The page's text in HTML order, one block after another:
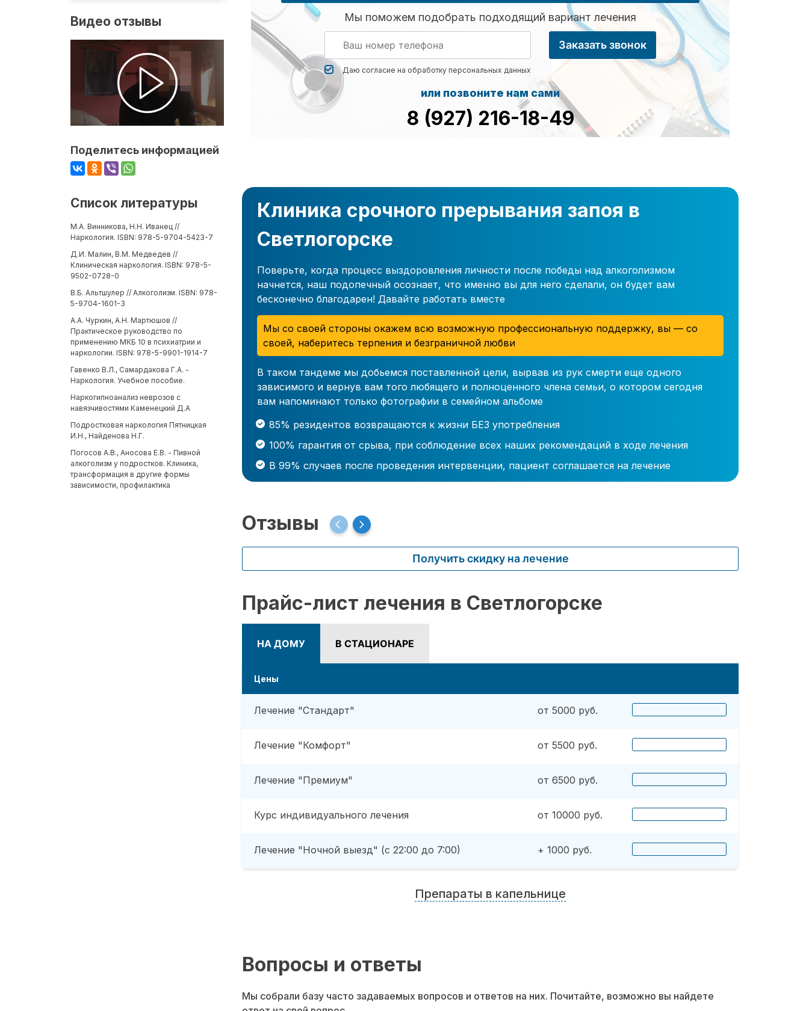
Видео отзывы
Поделитесь информацией
Список литературы
М.А. Винникова, Н.Н. Иванец //
Наркология. ISBN: 978-5-9704-5423-7
Д.И. Малин, В.М. Медведев //
Клиническая наркология. ISBN: 978-5-
9502-0728-0
В.Б. Альтшулер // Алкоголизм. ISBN: 978-
5-9704-1601-3
А.А. Чуркин, А.Н. Мартюшов //
Практическое руководство по
применению МКБ 10 в психиатрии и
наркологии. ISBN: 978-5-9901-1914-7
Гавенко В.Л., Самардакова Г.А. -
Наркология. Учебное пособие.
Наркогипноанализ неврозов с
навязчивостями Каменецкий Д.А
Подростковая наркология Пятницкая
И.Н., Найденова Н.Г.
Погосов А.В., Аносова Е.В. - Пивной
алкоголизм у подростков. Клиника,
трансформация в другие формы
зависимости, профилактика
Мы поможем подобрать подходящий вариант лечения
Даю согласие на обработку персональных данных
Заказать звонок
или позвоните нам сами
8 (927) 216-18-49
Клиника срочного прерывания запоя в
Светлогорске
Поверьте, когда процесс выздоровления личности после победы над алкоголизмом
начнется, наш подопечный осознает, что именно вы для него сделали, он будет вам
бесконечно благодарен! Давайте работать вместе
Мы со своей стороны окажем всю возможную профессиональную поддержку, вы — со
своей, наберитесь терпения и безграничной любви
В таком тандеме мы добьемся поставленной цели, вырвав из рук смерти еще одного
зависимого и вернув вам того любящего и полноценного члена семьи, о котором сегодня
вам напоминают только фотографии в семейном альбоме
85% резидентов возвращаются к жизни БЕЗ употребления
100% гарантия от срыва, при соблюдение всех наших рекомендаций в ходе лечения
В 99% случаев после проведения интервенции, пациент соглашается на лечение
Отзывы
Получить скидку на лечение
Прайс-лист лечения в Светлогорске
НА ДОМУ В СТАЦИОНАРЕ
Цены
Лечение "Стандарт" от 5000 руб.
Лечение "Комфорт" от 5500 руб.
Лечение "Премиум" от 6500 руб.
Курс индивидуального лечения от 10000 руб.
Лечение "Ночной выезд" (с 22:00 до 7:00) + 1000 руб.
Препараты в капельнице
Вопросы и ответы
Мы собрали базу часто задаваемых вопросов и ответов на них. Почитайте, возможно вы найдете